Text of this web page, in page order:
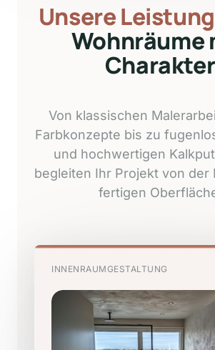
Unsere
Wohnräume
Charakter
Von klassischen
Farbkonzepte bis zu
und hochwertigen
begleiten Ihr Projekt von der
fertigen
INNENRAUMGESTALTUNG